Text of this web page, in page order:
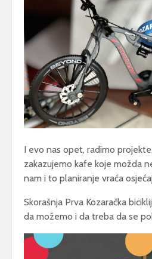
I evo nas opet, radimo
zakazujemo kafe koje možda
nam i to planiranje vraća
Skorašnja Prva Kozaračka
da možemo i da treba da se